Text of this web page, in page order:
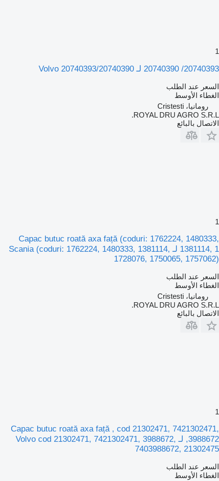
1
20740393/ 20740390 لـ Volvo 20740393/20740390
السعر عند الطلب
الغطاء الأوسط
رومانيا، Cristesti
ROYAL DRU AGRO S.R.L.
الاتصال بالبائع
1
Capac butuc roată axa față (coduri: 1762224, 1480333,
1381114, 1 لـ Scania (coduri: 1762224, 1480333, 1381114,
1728076, 1750065, 1757062)
السعر عند الطلب
الغطاء الأوسط
رومانيا، Cristesti
ROYAL DRU AGRO S.R.L.
الاتصال بالبائع
1
Capac butuc roată axa față , cod 21302471, 7421302471,
3988672, لـ Volvo cod 21302471, 7421302471, 3988672,
7403988672, 21302475
السعر عند الطلب
الغطاء الأوسط